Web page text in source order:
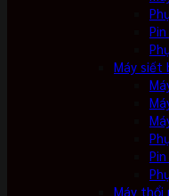
Máy siết
Máy thổi